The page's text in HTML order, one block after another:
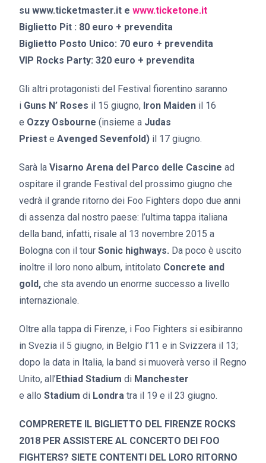
su www.ticketmaster.it e www.ticketone.it
Biglietto Pit : 80 euro + prevendita
Biglietto Posto Unico: 70 euro + prevendita
VIP Rocks Party: 320 euro + prevendita
Gli altri protagonisti del Festival fiorentino saranno
i Guns N’ Roses il 15 giugno, Iron Maiden il 16
e Ozzy Osbourne (insieme a Judas
Priest e Avenged Sevenfold) il 17 giugno.
Sarà la Visarno Arena del Parco delle Cascine ad
ospitare il grande Festival del prossimo giugno che
vedrà il grande ritorno dei Foo Fighters dopo due anni
di assenza dal nostro paese: l’ultima tappa italiana
della band, infatti, risale al 13 novembre 2015 a
Bologna con il tour Sonic highways. Da poco è uscito
inoltre il loro nono album, intitolato Concrete and
gold, che sta avendo un enorme successo a livello
internazionale.
Oltre alla tappa di Firenze, i Foo Fighters si esibiranno
in Svezia il 5 giugno, in Belgio l’11 e in Svizzera il 13;
dopo la data in Italia, la band si muoverà verso il Regno
Unito, all’Ethiad Stadium di Manchester
e allo Stadium di Londra tra il 19 e il 23 giugno.
COMPRERETE IL BIGLIETTO DEL FIRENZE ROCKS
2018 PER ASSISTERE AL CONCERTO DEI FOO
FIGHTERS? SIETE CONTENTI DEL LORO RITORNO